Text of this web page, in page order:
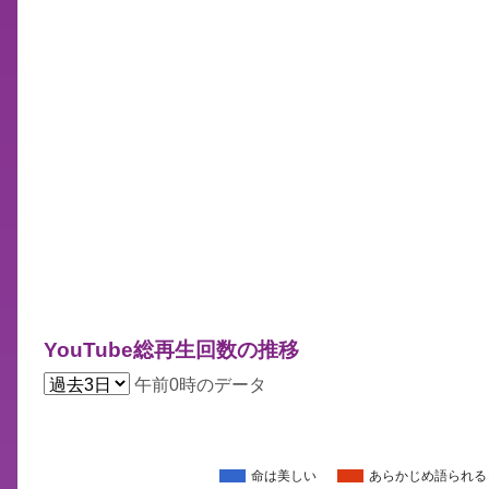
YouTube総再生回数の推移
午前0時のデータ
命は美しい あらかじめ語られ